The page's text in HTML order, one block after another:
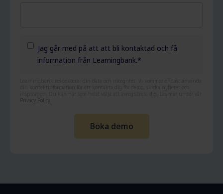
Jag går med på att att bli kontaktad och få
information från Learningbank.*
Privacy Policy.